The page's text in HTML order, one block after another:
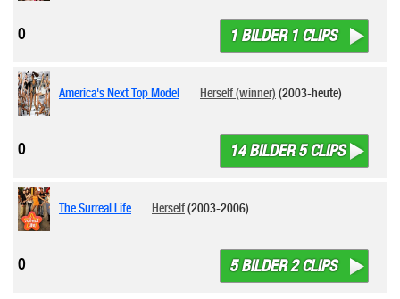
1 BILDER 1 CLIPS
0
America's Next Top Model Herself (winner) (2003-heute)
14 BILDER 5 CLIPS
0
The Surreal Life Herself(2003-2006)
5 BILDER 2 CLIPS
0